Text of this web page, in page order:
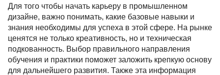
Для того чтобы начать карьеру в промышленном
дизайне, важно понимать, какие базовые навыки и
знания необходимы для успеха в этой сфере. На рынке
ценятся не только креативность, но и техническая
подкованность. Выбор правильного направления
обучения и практики поможет заложить крепкую основу
для дальнейшего развития. Также эта информация